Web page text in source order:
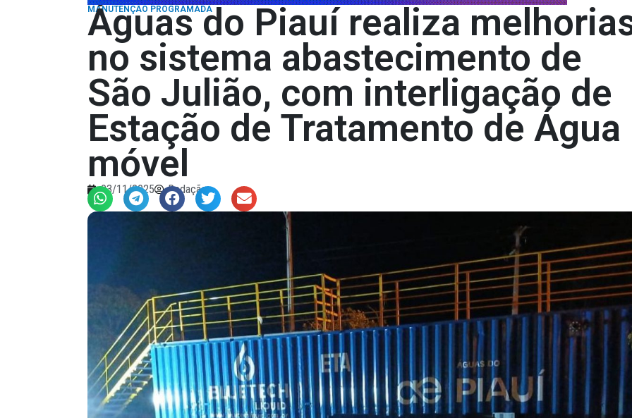
MANUTENÇÃO PROGRAMADA
Águas do Piauí realiza
no sistema abastecimento de
São Julião, com interligação de
Estação de Tratamento de Água
móvel
03/11/2025 Redação